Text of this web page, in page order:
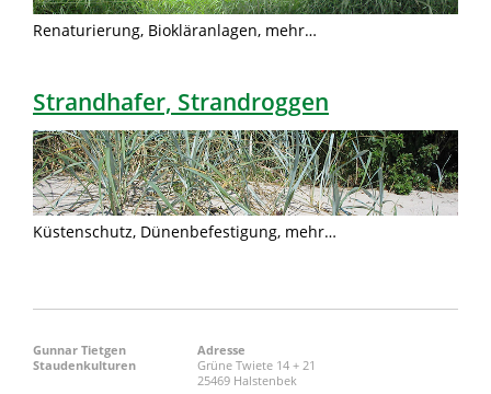
Renaturierung, Biokläranlagen, mehr…
Strandhafer, Strandroggen
Küstenschutz, Dünenbefestigung, mehr…
Gunnar Tietgen
Staudenkulturen
Adresse
Grüne Twiete 14 + 21
25469 Halstenbek